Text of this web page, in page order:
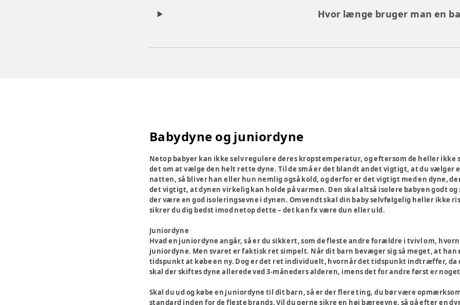
Hvor længe bruger man en
Babydyne og juniordyne
Netop babyer kan ikke selv regulere deres kropstemperatur, og eftersom de heller
det om at vælge den helt rette dyne. Til de små er det blandt andet vigtigt, at du vælger
natten, så bliver han eller hun nemlig også kold, og derfor er det vigtigt med en dyne,
det vigtigt, at dynen virkelig kan holde på varmen. Den skal altså isolere babyen godt
der være en god isoleringsevne i dynen. Omvendt skal din baby selvfølgelig heller
sikrer du dig bedst imod netop dette – det kan fx være dun eller uld.
Juniordyne
Hvad en juniordyne angår, så er du sikkert, som de fleste andre forældre i tvivl om,
juniordyne. Men svaret er faktisk ret simpelt. Når dit barn bevæger sig så meget, at han
tidspunkt at købe en ny. Dog er det ret individuelt, hvornår det tidspunkt indtræffer, da
skal der skiftes dyne allerede ved 3-måneders alderen, imens det for andre først er
Skal du ud og købe en juniordyne til dit barn, så er der flere ting, du bør være
standard inden for de fleste brands. Vil du gerne sikre en høj bæreevne, så gå efter en